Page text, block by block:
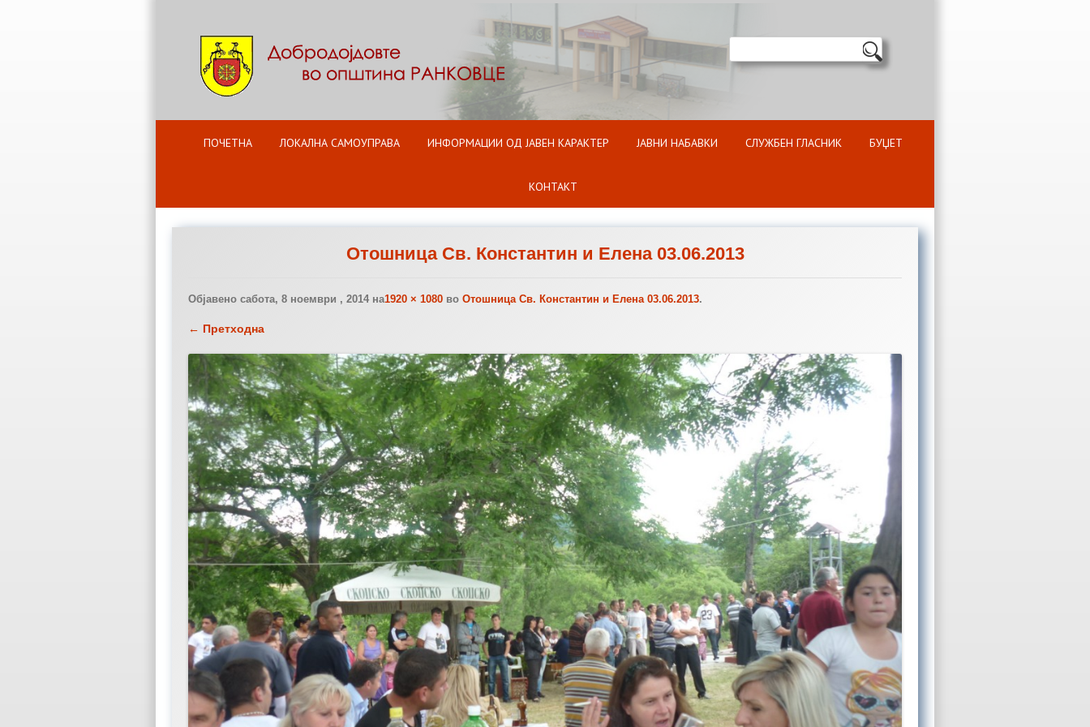
ПОЧЕТНА ЛОКАЛНА САМОУПРАВА ИНФОРМАЦИИ ОД ЈАВЕН КАРАКТЕР ЈАВНИ НАБАВКИ СЛУЖБЕН ГЛАСНИК БУЏЕТ
КОНТАКТ
Отошница Св. Константин и Елена 03.06.2013
Објавено сабота, 8 ноември , 2014 на1920 × 1080 во Отошница Св. Константин и Елена 03.06.2013.
← Претходна